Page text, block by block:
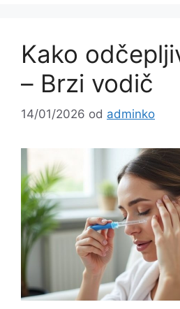
Kako
– Brzi vodič
14/01/2026 od adminko